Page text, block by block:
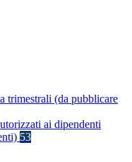
trimestrali (da pubblicare
ai dipendenti
53